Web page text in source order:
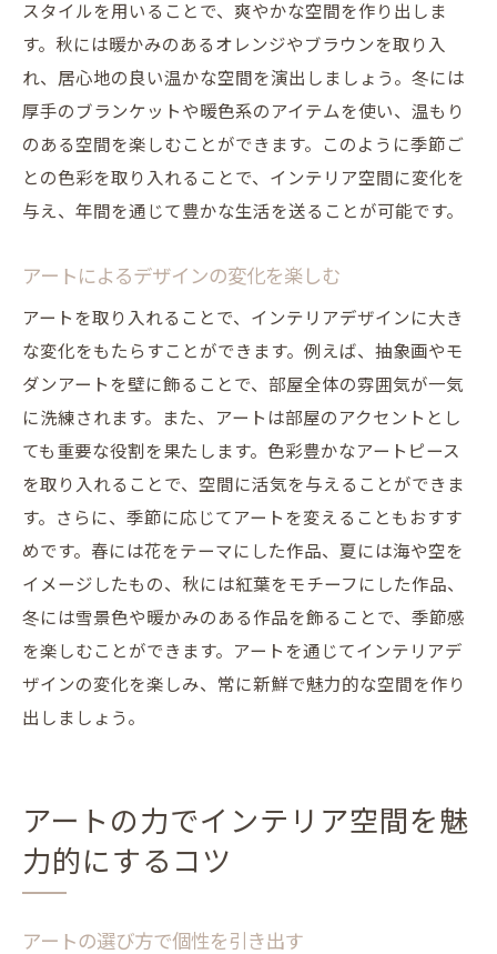
スタイルを用いることで、爽やかな空間を作り出しま
す。秋には暖かみのあるオレンジやブラウンを取り入
れ、居心地の良い温かな空間を演出しましょう。冬には
厚手のブランケットや暖色系のアイテムを使い、温もり
のある空間を楽しむことができます。このように季節ご
との色彩を取り入れることで、インテリア空間に変化を
与え、年間を通じて豊かな生活を送ることが可能です。
アートによるデザインの変化を楽しむ
アートを取り入れることで、インテリアデザインに大き
な変化をもたらすことができます。例えば、抽象画やモ
ダンアートを壁に飾ることで、部屋全体の雰囲気が一気
に洗練されます。また、アートは部屋のアクセントとし
ても重要な役割を果たします。色彩豊かなアートピース
を取り入れることで、空間に活気を与えることができま
す。さらに、季節に応じてアートを変えることもおすす
めです。春には花をテーマにした作品、夏には海や空を
イメージしたもの、秋には紅葉をモチーフにした作品、
冬には雪景色や暖かみのある作品を飾ることで、季節感
を楽しむことができます。アートを通じてインテリアデ
ザインの変化を楽しみ、常に新鮮で魅力的な空間を作り
出しましょう。
アートの力でインテリア空間を魅
力的にするコツ
アートの選び方で個性を引き出す